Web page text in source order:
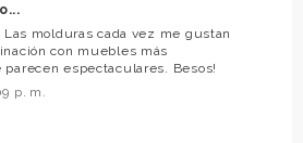
Las molduras cada vez me gustan
con muebles más
parecen espectaculares. Besos!
p. m.